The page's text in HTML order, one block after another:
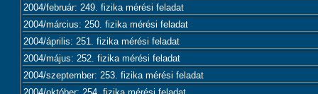
2004/február: 249. fizika mérési feladat
2004/március: 250. fizika mérési feladat
2004/április: 251. fizika mérési feladat
2004/május: 252. fizika mérési feladat
2004/szeptember: 253. fizika mérési feladat